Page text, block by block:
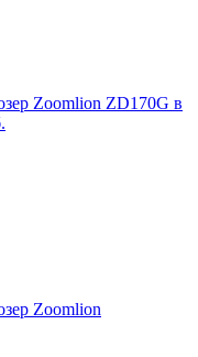
Zoomlion ZD170G в
Zoomlion